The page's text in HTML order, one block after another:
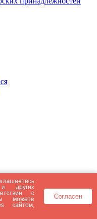
других
с
можете
сайтом,
Согласен